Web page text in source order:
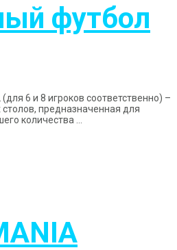
футбол
6 и 8 игроков соответственно) –
предназначенная для
количества ...